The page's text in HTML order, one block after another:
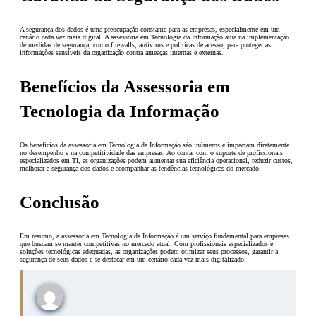
A segurança dos dados é uma preocupação constante para as empresas, especialmente em um
cenário cada vez mais digital. A assessoria em Tecnologia da Informação atua na implementação
de medidas de segurança, como firewalls, antivírus e políticas de acesso, para proteger as
informações sensíveis da organização contra ameaças internas e externas.
Benefícios da Assessoria em
Tecnologia da Informação
Os benefícios da assessoria em Tecnologia da Informação são inúmeros e impactam diretamente
no desempenho e na competitividade das empresas. Ao contar com o suporte de profissionais
especializados em TI, as organizações podem aumentar sua eficiência operacional, reduzir custos,
melhorar a segurança dos dados e acompanhar as tendências tecnológicas do mercado.
Conclusão
Em resumo, a assessoria em Tecnologia da Informação é um serviço fundamental para empresas
que buscam se manter competitivas no mercado atual. Com profissionais especializados e
soluções tecnológicas adequadas, as organizações podem otimizar seus processos, garantir a
segurança de seus dados e se destacar em um cenário cada vez mais digitalizado.